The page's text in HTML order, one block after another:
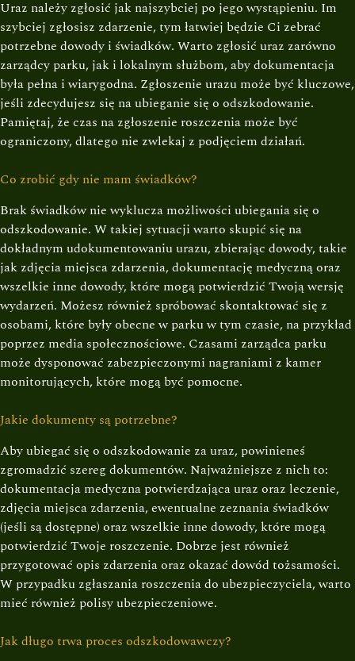
Uraz należy zgłosić jak najszybciej po jego wystąpieniu. Im
szybciej zgłosisz zdarzenie, tym łatwiej będzie Ci zebrać
potrzebne dowody i świadków. Warto zgłosić uraz zarówno
zarządcy parku, jak i lokalnym służbom, aby dokumentacja
była pełna i wiarygodna. Zgłoszenie urazu może być kluczowe,
jeśli zdecydujesz się na ubieganie się o odszkodowanie.
Pamiętaj, że czas na zgłoszenie roszczenia może być
ograniczony, dlatego nie zwlekaj z podjęciem działań.
Co zrobić gdy nie mam świadków?
Brak świadków nie wyklucza możliwości ubiegania się o
odszkodowanie. W takiej sytuacji warto skupić się na
dokładnym udokumentowaniu urazu, zbierając dowody, takie
jak zdjęcia miejsca zdarzenia, dokumentację medyczną oraz
wszelkie inne dowody, które mogą potwierdzić Twoją wersję
wydarzeń. Możesz również spróbować skontaktować się z
osobami, które były obecne w parku w tym czasie, na przykład
poprzez media społecznościowe. Czasami zarządca parku
może dysponować zabezpieczonymi nagraniami z kamer
monitorujących, które mogą być pomocne.
Jakie dokumenty są potrzebne?
Aby ubiegać się o odszkodowanie za uraz, powinieneś
zgromadzić szereg dokumentów. Najważniejsze z nich to:
dokumentacja medyczna potwierdzająca uraz oraz leczenie,
zdjęcia miejsca zdarzenia, ewentualne zeznania świadków
(jeśli są dostępne) oraz wszelkie inne dowody, które mogą
potwierdzić Twoje roszczenie. Dobrze jest również
przygotować opis zdarzenia oraz okazać dowód tożsamości.
W przypadku zgłaszania roszczenia do ubezpieczyciela, warto
mieć również polisy ubezpieczeniowe.
Jak długo trwa proces odszkodowawczy?